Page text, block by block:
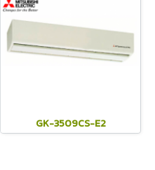
GK-3509CS-E2